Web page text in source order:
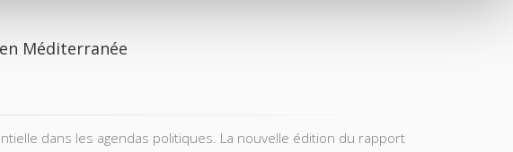
Méditerranée
dans les agendas politiques. La nouvelle édition du rapport